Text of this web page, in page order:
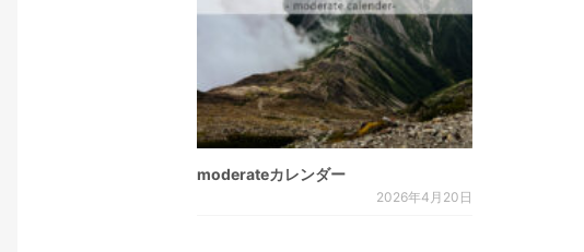
moderateカレンダー
2026年4月20日